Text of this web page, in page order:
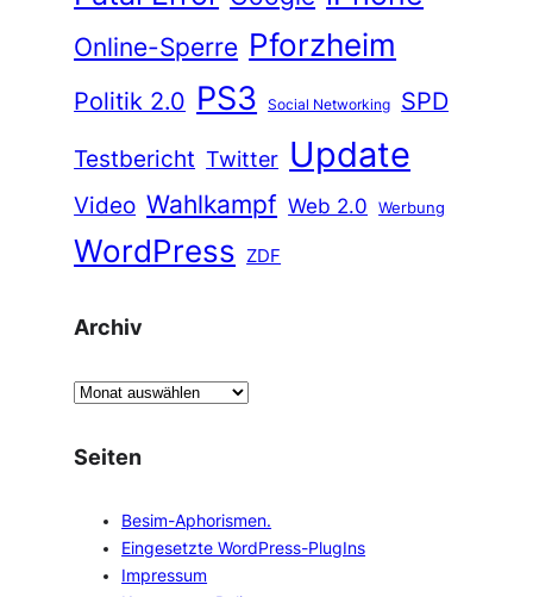
Online-Sperre Pforzheim
Politik 2.0 PS3 Social Networking
SPD
Testbericht Twitter Update
Video Wahlkampf Web 2.0 Werbung
WordPress ZDF
Archiv
A
c
h
Seiten
Besim-Aphorismen.
Eingesetzte WordPress-PlugIns
Impressum